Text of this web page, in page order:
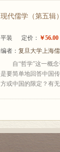
现代儒学（第五辑
平装 定价： ￥56.00
编者： 复旦大学上海
自“哲学”这一概
是要简单地回答中国
方或中国的限定？有